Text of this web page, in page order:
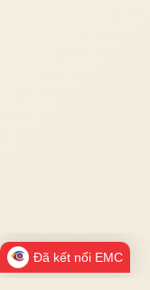
Đã kết nối EMC